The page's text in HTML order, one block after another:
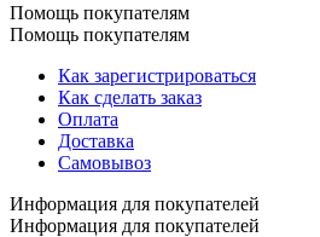
Помощь покупателям
Помощь покупателям
Как зарегистрироваться
Как сделать заказ
Оплата
Доставка
Самовывоз
Информация для покупателей
Информация для покупателей